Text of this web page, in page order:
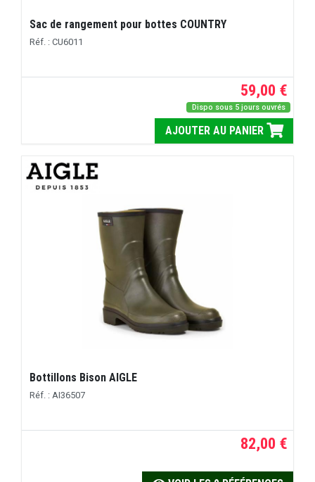
Sac de rangement pour bottes COUNTRY
Réf. : CU6011
59,00 €
Dispo sous 5 jours ouvrés
AJOUTER AU PANIER
Bottillons Bison AIGLE
Réf. : AI36507
82,00 €